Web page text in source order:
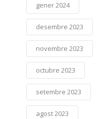
gener 2024
desembre 2023
novembre 2023
octubre 2023
setembre 2023
agost 2023